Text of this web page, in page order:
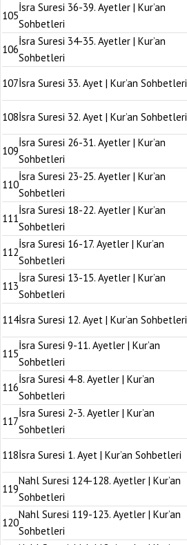
105
İsra Suresi 36-39. Ayetler | Kur’an
Sohbetleri
106
İsra Suresi 34-35. Ayetler | Kur’an
Sohbetleri
107İsra Suresi 33. Ayet | Kur’an Sohbetleri
108İsra Suresi 32. Ayet | Kur’an Sohbetleri
109
İsra Suresi 26-31. Ayetler | Kur’an
Sohbetleri
110
İsra Suresi 23-25. Ayetler | Kur’an
Sohbetleri
111
İsra Suresi 18-22. Ayetler | Kur’an
Sohbetleri
112
İsra Suresi 16-17. Ayetler | Kur’an
Sohbetleri
113
İsra Suresi 13-15. Ayetler | Kur’an
Sohbetleri
114İsra Suresi 12. Ayet | Kur’an Sohbetleri
115
İsra Suresi 9-11. Ayetler | Kur’an
Sohbetleri
116
İsra Suresi 4-8. Ayetler | Kur’an
Sohbetleri
117
İsra Suresi 2-3. Ayetler | Kur’an
Sohbetleri
118İsra Suresi 1. Ayet | Kur’an Sohbetleri
119
Nahl Suresi 124-128. Ayetler | Kur’an
Sohbetleri
120
Nahl Suresi 119-123. Ayetler | Kur’an
Sohbetleri